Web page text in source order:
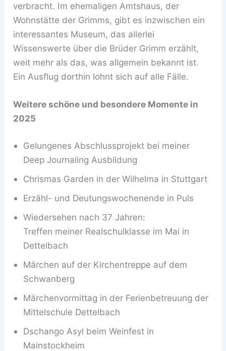
verbracht. Im ehemaligen Amtshaus, der
Wohnstätte der Grimms, gibt es inzwischen ein
interessantes Museum, das allerlei
Wissenswerte über die Brüder Grimm erzählt,
weit mehr als das, was allgemein bekannt ist.
Ein Ausflug dorthin lohnt sich auf alle Fälle.
Weitere schöne und besondere Momente in
2025
Gelungenes Abschlussprojekt bei meiner
Deep Journaling Ausbildung
Chrismas Garden in der Wilhelma in Stuttgart
Erzähl- und Deutungswochenende in Puls
Wiedersehen nach 37 Jahren:
Treffen meiner Realschulklasse im Mai in
Dettelbach
Märchen auf der Kirchentreppe auf dem
Schwanberg
Märchenvormittag in der Ferienbetreuung der
Mittelschule Dettelbach
Dschango Asyl beim Weinfest in
Mainstockheim